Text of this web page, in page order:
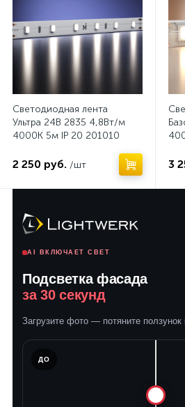
Светодиодная лента
Ультра 24В 2835 4,8Вт/м
4000К 5м IP 20 201010
2 250 руб. /шт 3
AI ВКЛЮЧАЕТ СВЕТ
Подсветка фасада
за 30 секунд
Загрузите фото — потяните ползунок
ДО